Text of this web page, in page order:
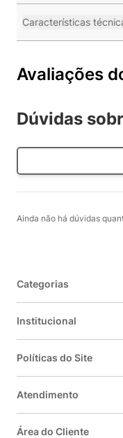
Características
Avaliações
Dúvidas
Ainda não há dúvidas
Categorias
Institucional
Políticas do Site
Atendimento
Área do Cliente